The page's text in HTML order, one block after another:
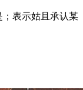
表示姑且承认某